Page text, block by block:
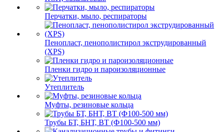
Перчатки, мыло, респираторы
Пенопласт, пенополистирол экструдированный
(XPS)
Пленки гидро и пароизоляционные
Утеплитель
Муфты, резиновые кольца
Трубы БТ, БНТ, ВТ (Ф100-500 мм)